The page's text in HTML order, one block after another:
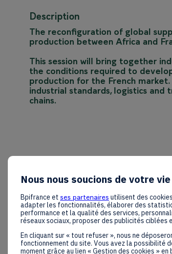
Description
The reconfiguration of global
production between Africa and
This session will bring together
the conditions required to
production for the French market.
industrial standards, logistics
chains.
Nous nous soucions de votre
Bpifrance et ses partenaires utilisent des
adapter les fonctionnalités, élaborer des
performance et la qualité des services,
réseaux sociaux, proposer des publicités ciblées
En cliquant sur « tout refuser », nous ne
fonctionnement du site. Vous avez la possibilité
moment grâce au lien « Gestion des cookies »